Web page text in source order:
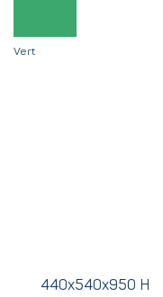
Vert
440x540x950 H